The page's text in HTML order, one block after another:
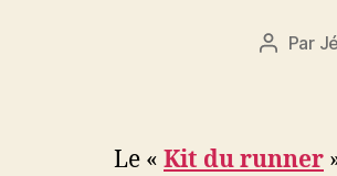
Auteur
Par
Le « Kit du runner